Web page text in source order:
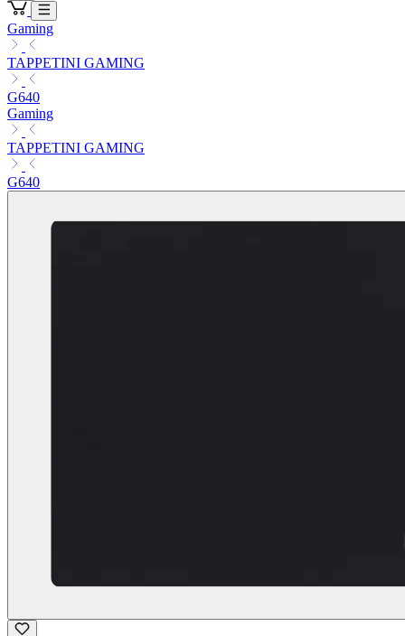
Gaming
TAPPETINI GAMING
G640
Gaming
TAPPETINI GAMING
G640